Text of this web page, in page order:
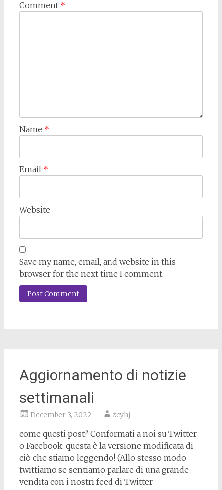
Comment *
Name *
Email *
Website
Save my name, email, and website in this
browser for the next time I comment.
Aggiornamento di notizie
settimanali
December 3, 2022 zcyhj
come questi post? Conformati a noi su Twitter
o Facebook: questa è la versione modificata di
ciò che stiamo leggendo! (Allo stesso modo
twittiamo se sentiamo parlare di una grande
vendita con i nostri feed di Twitter